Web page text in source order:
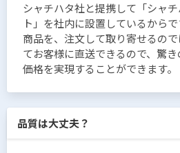
シャチハタ社と提携して「シャ
ト」を社内に設置しているからで
商品を、注文して取り寄せるの
てお客様に直送できるので、驚
価格を実現することができます。
品質は大丈夫？